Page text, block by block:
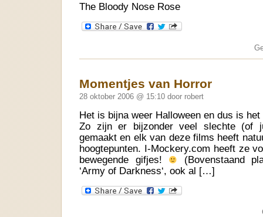
The Bloody Nose Rose
Momentjes van Horror
28 oktober 2006 @ 15:10 door robert
Het is bijna weer Halloween en dus is
Zo zijn er bijzonder veel slechte (of
gemaakt en elk van deze films heeft
hoogtepunten. I-Mockery.com heeft ze
bewegende gifjes!
(Bovenstaand
‘Army of Darkness‘, ook al […]